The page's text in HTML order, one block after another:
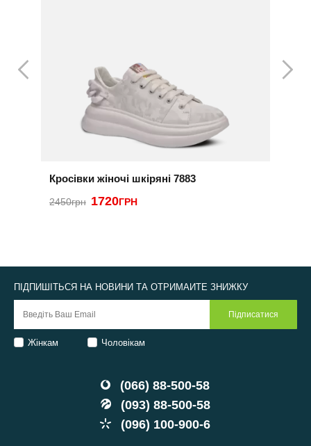
Кросівки жіночі шкіряні 7883
2450грн 1720ГРН
(066) 88-500-58
(093) 88-500-58
(096) 100-900-6
ПІДПИШІТЬСЯ НА НОВИНИ ТА ОТРИМАЙТЕ ЗНИЖКУ
Жінкам Чоловікам